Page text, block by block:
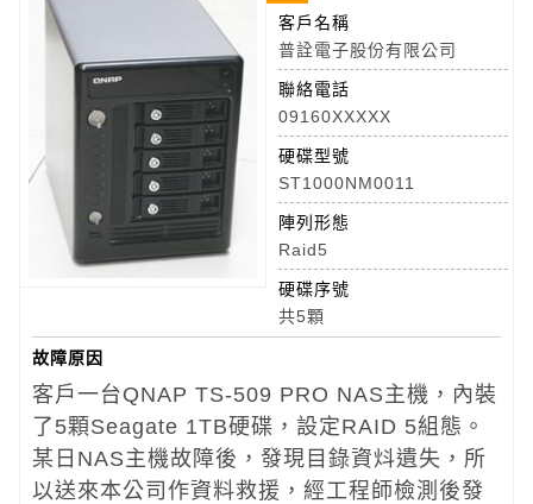
客戶名稱
普詮電子股份有限公司
聯絡電話
09160XXXXX
硬碟型號
ST1000NM0011
陣列形態
Raid5
硬碟序號
共5顆
故障原因
客戶一台QNAP TS-509 PRO NAS主機，內裝
了5顆Seagate 1TB硬碟，設定RAID 5組態。
某日NAS主機故障後，發現目錄資炓遺失，所
以送來本公司作資料救援，經工程師檢測後發